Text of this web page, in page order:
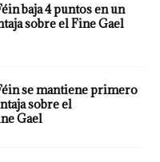
baja 4 puntos en un
sobre el Fine Gael
se mantiene primero
sobre el
Gael